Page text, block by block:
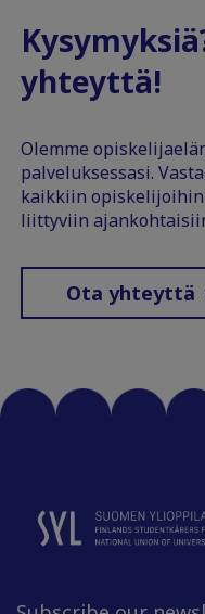
yhteyttä!
Olemme
palveluksessasi.
kaikkiin
liittyviin
Ota yhteyttä